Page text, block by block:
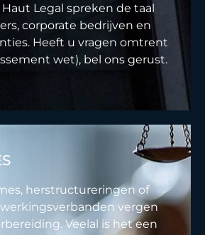
Legal spreken de taal
corporate bedrijven en
Heeft u vragen omtrent
wet), bel ons gerust.
herstructureringen of
vergen
Veelal is het een